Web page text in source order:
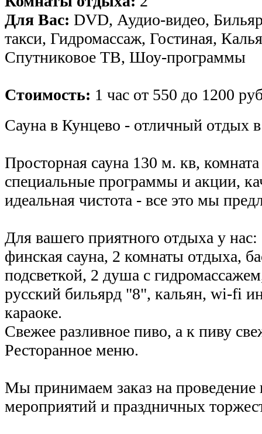
Для Вас: DVD, Аудио-видео,
такси, Гидромассаж, Гостиная,
Спутниковое ТВ, Шоу-программы
Стоимость: 1 час от 550 до 1200
Сауна в Кунцево - отличный отдых
Просторная сауна 130 м. кв,
специальные программы и акции,
идеальная чистота - все это мы
Для вашего приятного отдыха у нас:
финская сауна, 2 комнаты отдыха,
подсветкой, 2 душа с
русский бильярд "8", кальян, wi-fi
караоке.
Свежее разливное пиво, а к пиву
Ресторанное меню.
Мы принимаем заказ на проведение
мероприятий и праздничных